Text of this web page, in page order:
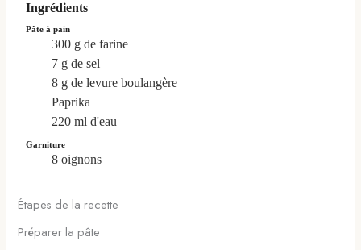
Ingrédients
Pâte à pain
300 g de farine
7 g de sel
8 g de levure boulangère
Paprika
220 ml d'eau
Garniture
8 oignons
Étapes de la recette
Préparer la pâte